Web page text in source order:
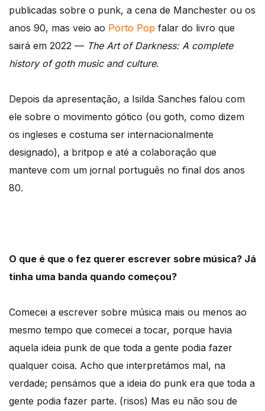
publicadas sobre o punk, a cena de Manchester ou os
anos 90, mas veio ao Porto Pop falar do livro que
sairá em 2022 — The Art of Darkness: A complete
history of goth music and culture.
Depois da apresentação, a Isilda Sanches falou com
ele sobre o movimento gótico (ou goth, como dizem
os ingleses e costuma ser internacionalmente
designado), a britpop e até a colaboração que
manteve com um jornal português no final dos anos
80.
O que é que o fez querer escrever sobre música? Já
tinha uma banda quando começou?
Comecei a escrever sobre música mais ou menos ao
mesmo tempo que comecei a tocar, porque havia
aquela ideia punk de que toda a gente podia fazer
qualquer coisa. Acho que interpretámos mal, na
verdade; pensámos que a ideia do punk era que toda a
gente podia fazer parte. (risos) Mas eu não sou de